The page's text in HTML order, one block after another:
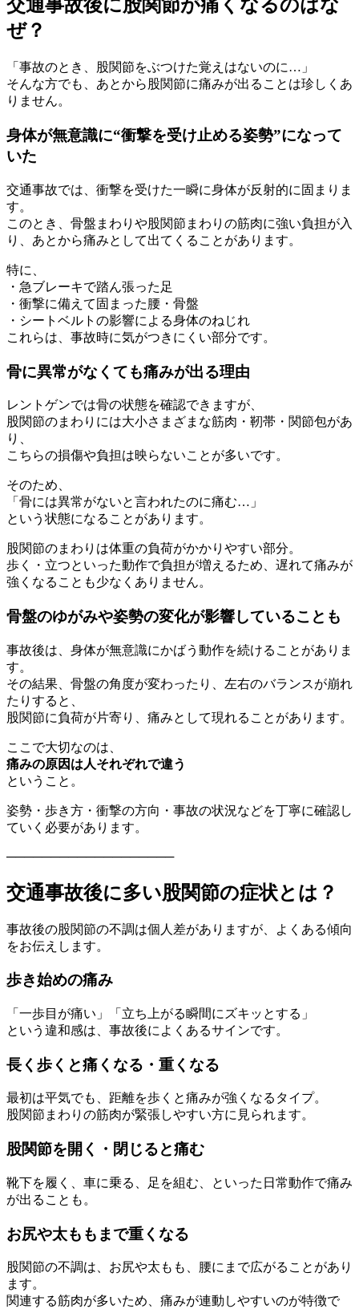
交通事故後に股関節が痛くなるのはな
ぜ？
「事故のとき、股関節をぶつけた覚えはないのに…」
そんな方でも、あとから股関節に痛みが出ることは珍しくあ
りません。
身体が無意識に“衝撃を受け止める姿勢”になって
いた
交通事故では、衝撃を受けた一瞬に身体が反射的に固まりま
す。
このとき、骨盤まわりや股関節まわりの筋肉に強い負担が入
り、あとから痛みとして出てくることがあります。
特に、
・急ブレーキで踏ん張った足
・衝撃に備えて固まった腰・骨盤
・シートベルトの影響による身体のねじれ
これらは、事故時に気がつきにくい部分です。
骨に異常がなくても痛みが出る理由
レントゲンでは骨の状態を確認できますが、
股関節のまわりには大小さまざまな筋肉・靭帯・関節包があ
り、
こちらの損傷や負担は映らないことが多いです。
そのため、
「骨には異常がないと言われたのに痛む…」
という状態になることがあります。
股関節のまわりは体重の負荷がかかりやすい部分。
歩く・立つといった動作で負担が増えるため、遅れて痛みが
強くなることも少なくありません。
骨盤のゆがみや姿勢の変化が影響していることも
事故後は、身体が無意識にかばう動作を続けることがありま
す。
その結果、骨盤の角度が変わったり、左右のバランスが崩れ
たりすると、
股関節に負荷が片寄り、痛みとして現れることがあります。
ここで大切なのは、
痛みの原因は人それぞれで違う
ということ。
姿勢・歩き方・衝撃の方向・事故の状況などを丁寧に確認し
ていく必要があります。
───────────────────
交通事故後に多い股関節の症状とは？
事故後の股関節の不調は個人差がありますが、よくある傾向
をお伝えします。
歩き始めの痛み
「一歩目が痛い」「立ち上がる瞬間にズキッとする」
という違和感は、事故後によくあるサインです。
長く歩くと痛くなる・重くなる
最初は平気でも、距離を歩くと痛みが強くなるタイプ。
股関節まわりの筋肉が緊張しやすい方に見られます。
股関節を開く・閉じると痛む
靴下を履く、車に乗る、足を組む、といった日常動作で痛み
が出ることも。
お尻や太ももまで重くなる
股関節の不調は、お尻や太もも、腰にまで広がることがあり
ます。
関連する筋肉が多いため、痛みが連動しやすいのが特徴で